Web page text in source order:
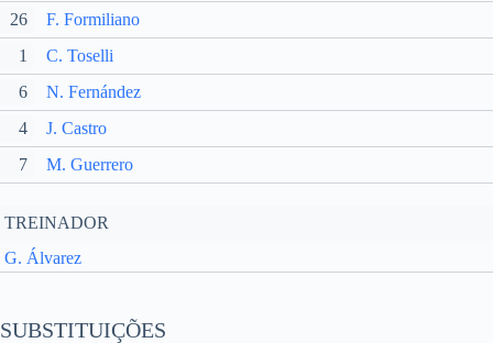
26
F. Formiliano
1
C. Toselli
6
N. Fernández
4
J. Castro
7
M. Guerrero
TREINADOR
G. Álvarez
SUBSTITUIÇÕES